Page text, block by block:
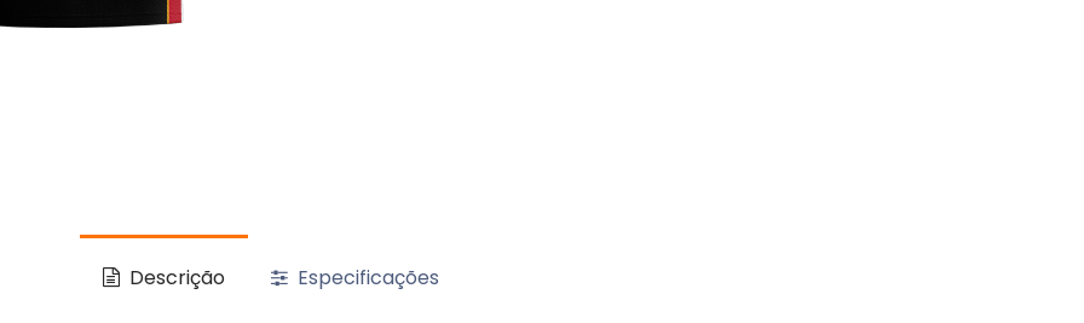
Descrição Especificações